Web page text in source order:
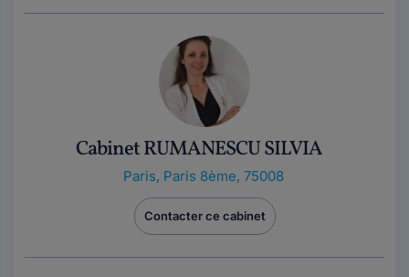
Cabinet RUMANESCU SILVIA
Paris, Paris 8ème, 75008
Contacter ce cabinet